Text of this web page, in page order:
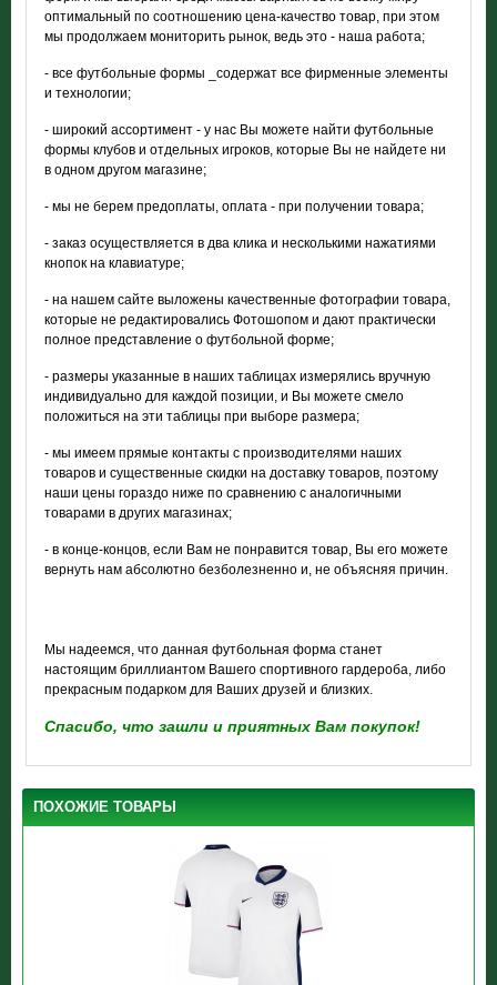
оптимальный по соотношению цена-качество товар, при этом
мы продолжаем мониторить рынок, ведь это - наша работа;
- все футбольные формы _содержат все фирменные элементы
и технологии;
- широкий ассортимент - у нас Вы можете найти футбольные
формы клубов и отдельных игроков, которые Вы не найдете ни
в одном другом магазине;
- мы не берем предоплаты, оплата - при получении товара;
- заказ осуществляется в два клика и несколькими нажатиями
кнопок на клавиатуре;
- на нашем сайте выложены качественные фотографии товара,
которые не редактировались Фотошопом и дают практически
полное представление о футбольной форме;
- размеры указанные в наших таблицах измерялись вручную
индивидуально для каждой позиции, и Вы можете смело
положиться на эти таблицы при выборе размера;
- мы имеем прямые контакты с производителями наших
товаров и существенные скидки на доставку товаров, поэтому
наши цены гораздо ниже по сравнению с аналогичными
товарами в других магазинах;
- в конце-концов, если Вам не понравится товар, Вы его можете
вернуть нам абсолютно безболезненно и, не объясняя причин.
Мы надеемся, что данная футбольная форма станет
настоящим бриллиантом Вашего спортивного гардероба, либо
прекрасным подарком для Ваших друзей и близких.
Спасибо, что зашли и приятных Вам покупок!
ПОХОЖИЕ ТОВАРЫ